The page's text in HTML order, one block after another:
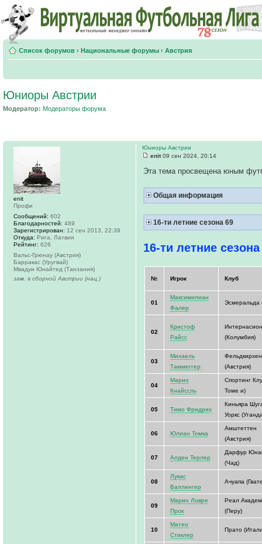
Список форумов ‹ Национальные форумы ‹ Австрия
Юниоры Австрии
Модератор: Модераторы форума
Юниоры Австрии
enit09 сен 2024, 20:14
Эта тема просвещена юным
Общая информация
16-ти летние сезона 69
16-ти летние сезона
№ Игрок Клуб
01
Максимилиан
Фалер
Эсмеральда
02
Кристоф
Райсс
(Колумбия)
03
Михаель
Таммеггер
Фельдкирхен
(Австрия)
04
Марио
Кнайссль
Спортинг
Томе и)
05 Тимо Фридрих
Киньяра
Уоркс
06 Юлиан Томка
Амштеттен
(Австрия)
07 Алден Терлер
Дарфур
(Чад)
08
Лукас
Валлингер
Ачуапа
09
Марио Ловре
Прок
Реал
(Перу)
10
Матео
Стиклер
Прато
enit
Профи
Сообщений: 602
Благодарностей: 489
Зарегистрирован: 12 сен 2013, 22:39
Откуда: Рига, Латвия
Рейтинг: 626
Вальс-Грюнау (Австрия)
Барракас (Уругвай)
Мвадуи Юнайтед (Танзания)
зам. в сборной Австрии (нац.)